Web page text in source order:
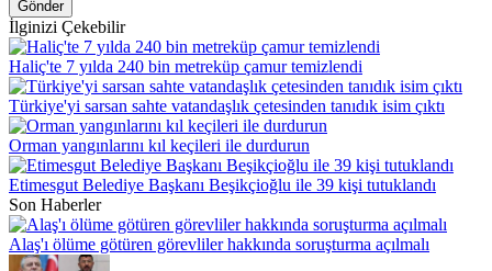
Gönder
İlginizi Çekebilir
Haliç'te 7 yılda 240 bin metreküp çamur temizlendi
Türkiye'yi sarsan sahte vatandaşlık çetesinden tanıdık isim çıktı
Orman yangınlarını kıl keçileri ile durdurun
Etimesgut Belediye Başkanı Beşikçioğlu ile 39 kişi tutuklandı
Son Haberler
Alaş'ı ölüme götüren görevliler hakkında soruşturma açılmalı